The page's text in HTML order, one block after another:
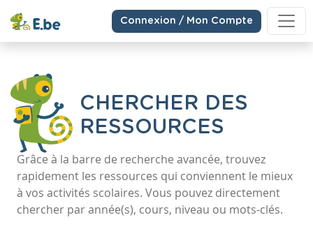
Connexion / Mon Compte
CHERCHER DES
RESSOURCES
Grâce à la barre de recherche avancée, trouvez
rapidement les ressources qui conviennent le mieux
à vos activités scolaires. Vous pouvez directement
chercher par année(s), cours, niveau ou mots-clés.